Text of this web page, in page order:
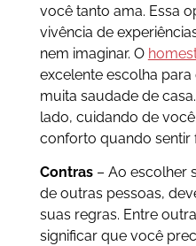
você tanto ama. Essa
vivência de
nem imaginar. O
excelente escolha
muita saudade de
lado, cuidando de
conforto quando sentir
Contras– Ao escolher
de outras pessoas,
suas regras. Entre
significar que você